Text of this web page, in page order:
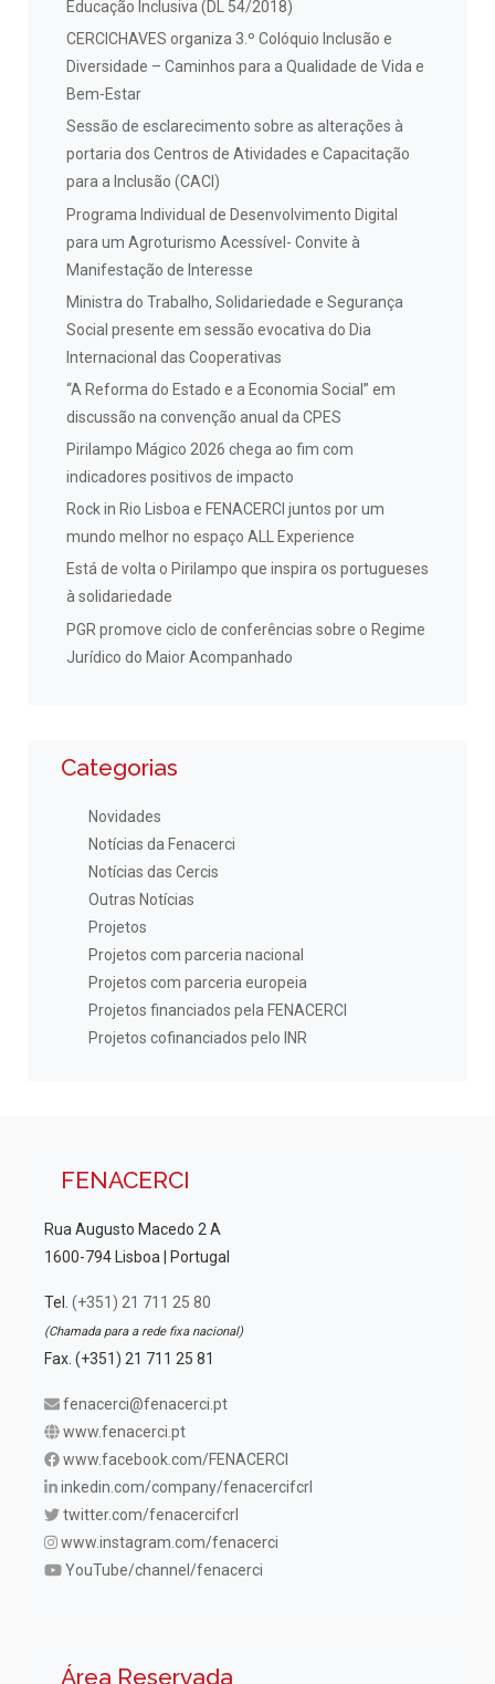
Educação Inclusiva (DL 54/2018)
CERCICHAVES organiza 3.º Colóquio Inclusão e
Diversidade – Caminhos para a Qualidade de Vida e
Bem-Estar
Sessão de esclarecimento sobre as alterações à
portaria dos Centros de Atividades e Capacitação
para a Inclusão (CACI)
Programa Individual de Desenvolvimento Digital
para um Agroturismo Acessível- Convite à
Manifestação de Interesse
Ministra do Trabalho, Solidariedade e Segurança
Social presente em sessão evocativa do Dia
Internacional das Cooperativas
“A Reforma do Estado e a Economia Social” em
discussão na convenção anual da CPES
Pirilampo Mágico 2026 chega ao fim com
indicadores positivos de impacto
Rock in Rio Lisboa e FENACERCI juntos por um
mundo melhor no espaço ALL Experience
Está de volta o Pirilampo que inspira os portugueses
à solidariedade
PGR promove ciclo de conferências sobre o Regime
Jurídico do Maior Acompanhado
Categorias
Novidades
Notícias da Fenacerci
Notícias das Cercis
Outras Notícias
Projetos
Projetos com parceria nacional
Projetos com parceria europeia
Projetos financiados pela FENACERCI
Projetos cofinanciados pelo INR
FENACERCI
Rua Augusto Macedo 2 A
1600-794 Lisboa | Portugal
Tel. (+351) 21 711 25 80
(Chamada para a rede fixa nacional)
Fax. (+351) 21 711 25 81
fenacerci@fenacerci.pt
www.fenacerci.pt
www.facebook.com/FENACERCI
inkedin.com/company/fenacercifcrl
twitter.com/fenacercifcrl
www.instagram.com/fenacerci
YouTube/channel/fenacerci
Área Reservada